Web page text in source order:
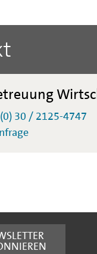
30 / 2125-4747